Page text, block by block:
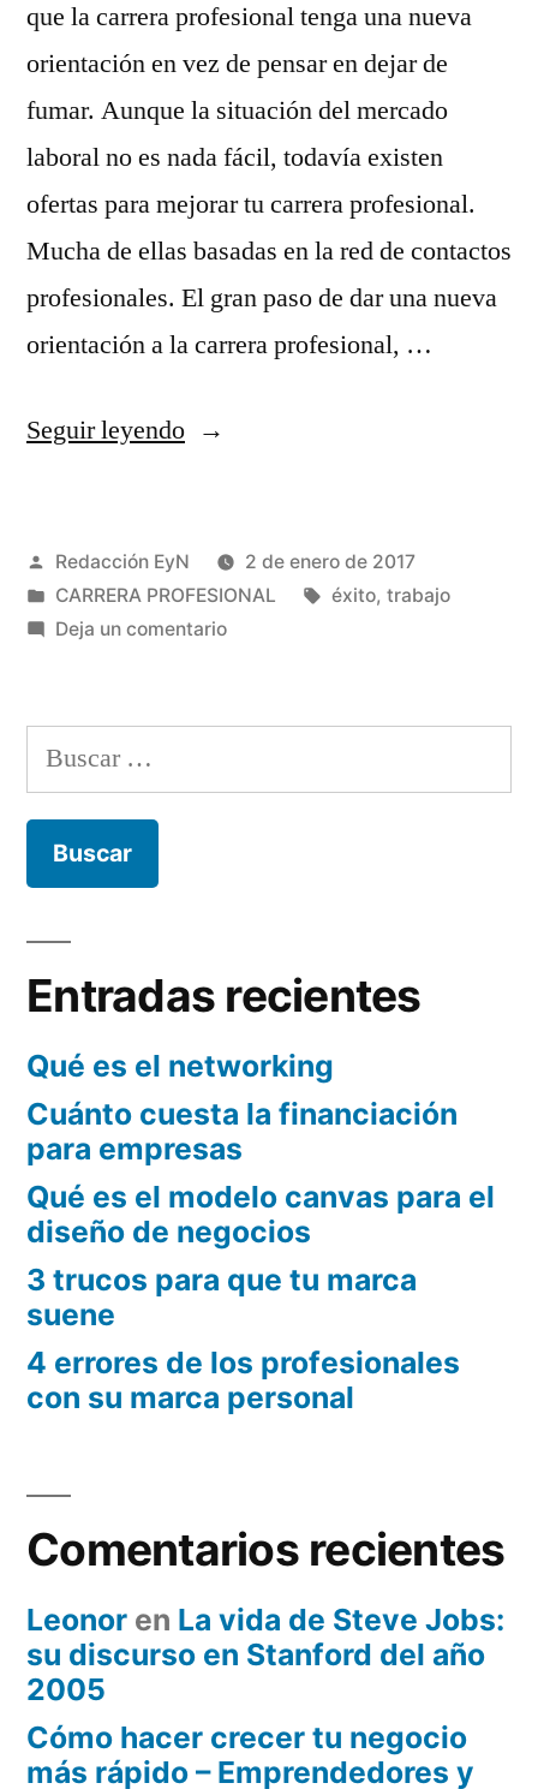
que la carrera profesional tenga una nueva
orientación en vez de pensar en dejar de
fumar. Aunque la situación del mercado
laboral no es nada fácil, todavía existen
ofertas para mejorar tu carrera profesional.
Mucha de ellas basadas en la red de contactos
profesionales. El gran paso de dar una nueva
orientación a la carrera profesional, …
Seguir leyendo«Año
profesional
nueva»
Publicado
por
Redacción EyN
2 de enero de 2017
Publicado
en
CARRERA PROFESIONAL Etiquetas:
éxito, trabajo
Deja un comentarioen
carrera
nueva
Buscar:
Entradas recientes
Qué es el networking
Cuánto cuesta la financiación
para empresas
Qué es el modelo canvas para el
diseño de negocios
3 trucos para que tu marca
suene
4 errores de los profesionales
con su marca personal
Comentarios recientes
Leonor en La vida de Steve Jobs:
su discurso en Stanford del año
2005
Cómo hacer crecer tu negocio
más rápido – Emprendedores y